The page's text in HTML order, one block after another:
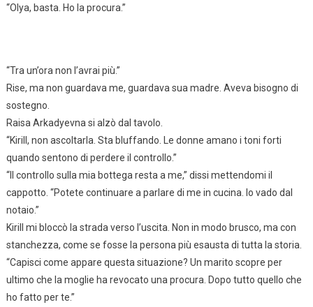
“Olya, basta. Ho la procura.”
“Tra un’ora non l’avrai più.”
Rise, ma non guardava me, guardava sua madre. Aveva bisogno di
sostegno.
Raisa Arkadyevna si alzò dal tavolo.
“Kirill, non ascoltarla. Sta bluffando. Le donne amano i toni forti
quando sentono di perdere il controllo.”
“Il controllo sulla mia bottega resta a me,” dissi mettendomi il
cappotto. “Potete continuare a parlare di me in cucina. Io vado dal
notaio.”
Kirill mi bloccò la strada verso l’uscita. Non in modo brusco, ma con
stanchezza, come se fosse la persona più esausta di tutta la storia.
“Capisci come appare questa situazione? Un marito scopre per
ultimo che la moglie ha revocato una procura. Dopo tutto quello che
ho fatto per te.”